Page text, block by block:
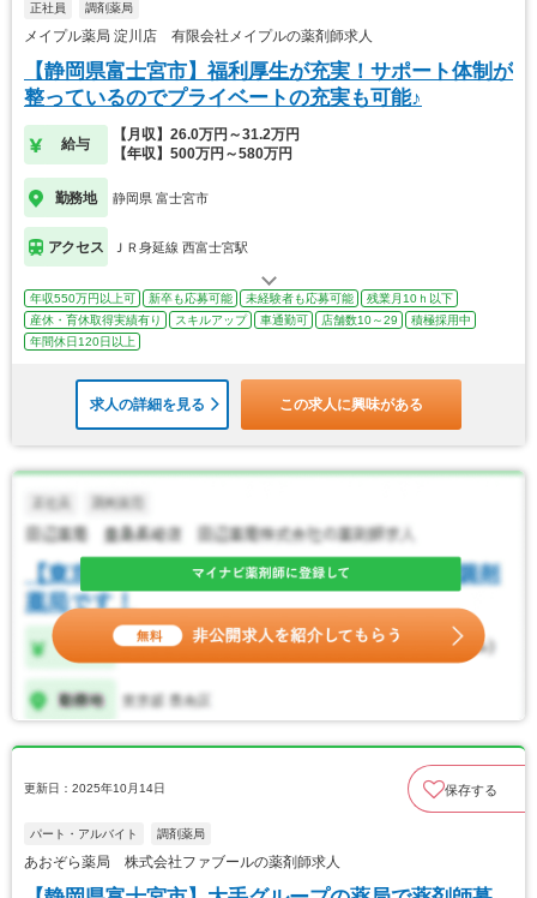
正社員 調剤薬局
メイプル薬局 淀川店 有限会社メイプルの薬剤師求人
【静岡県富士宮市】福利厚生が充実！サポート体制が
整っているのでプライベートの充実も可能♪
給与
【月収】26.0万円～31.2万円
【年収】500万円～580万円
勤務地 静岡県 富士宮市
アクセス ＪＲ身延線 西富士宮駅
年収550万円以上可 新卒も応募可能 未経験者も応募可能
残業月10ｈ以下
産休・育休取得実績有り
スキルアップ 車通勤可 店舗数10～29
積極採用中
年間休日120日以上
求人の詳細を見る この求人に興味がある
更新日：2025年10月14日 保存する
パート・アルバイト 調剤薬局
あおぞら薬局 株式会社ファブールの薬剤師求人